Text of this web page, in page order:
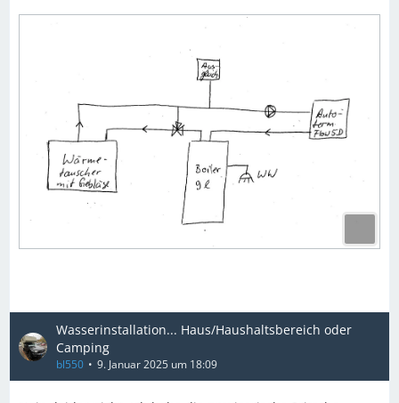
Wasserinstallation... Haus/Haushaltsbereich oder
Camping
bl550 9. Januar 2025 um 18:09